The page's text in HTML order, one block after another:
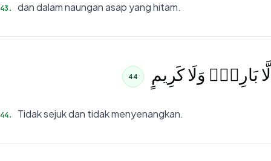
43. dan dalam naungan asap yang hitam.
لَّا بَارِدٍۢ وَلَا كَرِيمٍ 44
44. Tidak sejuk dan tidak menyenangkan.